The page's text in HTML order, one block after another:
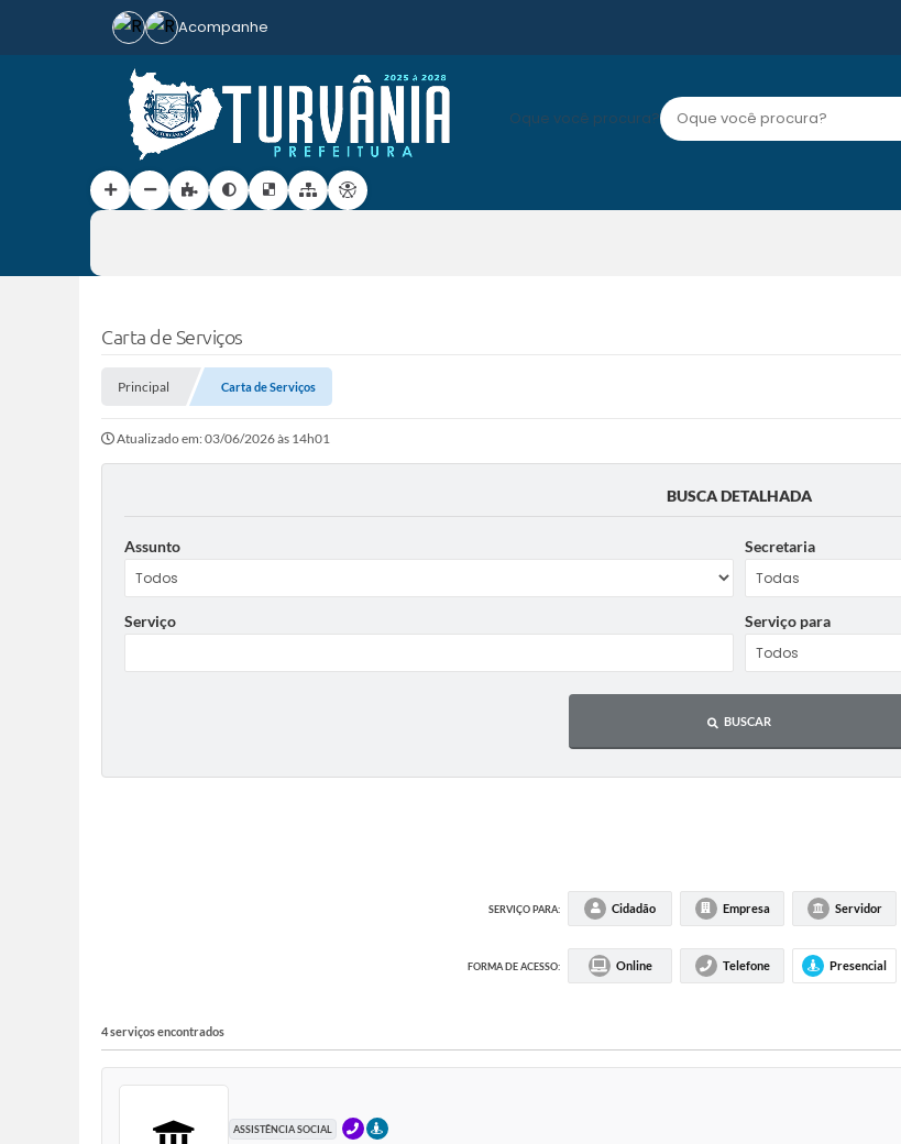
Oque você procura?
Acompanhe
Carta de Serviços
Principal Carta de Serviços
Atualizado em: 03/06/2026 às 14h01
BUSCA DETALHADA
Assunto Secretaria
Serviço Serviço para
BUSCAR
SERVIÇO PARA: Cidadão Empresa Servidor
FORMA DE ACESSO: Online Telefone Presencial
4 serviços encontrados
ASSISTÊNCIA SOCIAL TELEFONEPRESENCIAL